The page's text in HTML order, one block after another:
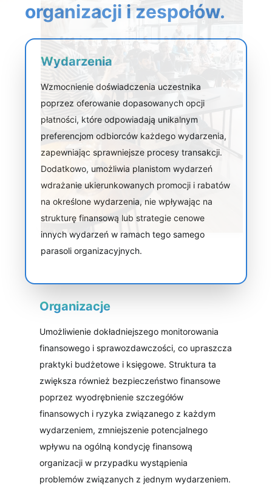
organizacji i zespołów.
Wydarzenia
Wzmocnienie doświadczenia uczestnika
poprzez oferowanie dopasowanych opcji
płatności, które odpowiadają unikalnym
preferencjom odbiorców każdego wydarzenia,
zapewniając sprawniejsze procesy transakcji.
Dodatkowo, umożliwia planistom wydarzeń
wdrażanie ukierunkowanych promocji i rabatów
na określone wydarzenia, nie wpływając na
strukturę finansową lub strategie cenowe
innych wydarzeń w ramach tego samego
parasoli organizacyjnych.
Organizacje
Umożliwienie dokładniejszego monitorowania
finansowego i sprawozdawczości, co upraszcza
praktyki budżetowe i księgowe. Struktura ta
zwiększa również bezpieczeństwo finansowe
poprzez wyodrębnienie szczegółów
finansowych i ryzyka związanego z każdym
wydarzeniem, zmniejszenie potencjalnego
wpływu na ogólną kondycję finansową
organizacji w przypadku wystąpienia
problemów związanych z jednym wydarzeniem.